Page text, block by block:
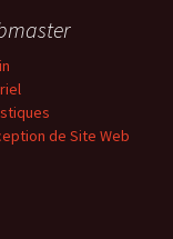
de Site Web